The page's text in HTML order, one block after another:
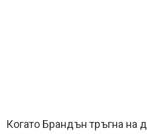
Когато Брандън тръгна на